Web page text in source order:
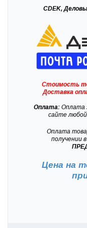
CDEK,
Стоимость
Доставка
Оплата: Оплата
сайте любой
Оплата
получении
Цена на